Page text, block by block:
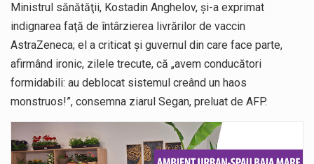
Ministrul sănătăţii, Kostadin Anghelov, şi-a exprimat
indignarea faţă de întârzierea livrărilor de vaccin
AstraZeneca; el a criticat şi guvernul din care face parte,
afirmând ironic, zilele trecute, că „avem conducători
formidabili: au deblocat sistemul creând un haos
monstruos!”, consemna ziarul Segan, preluat de AFP.